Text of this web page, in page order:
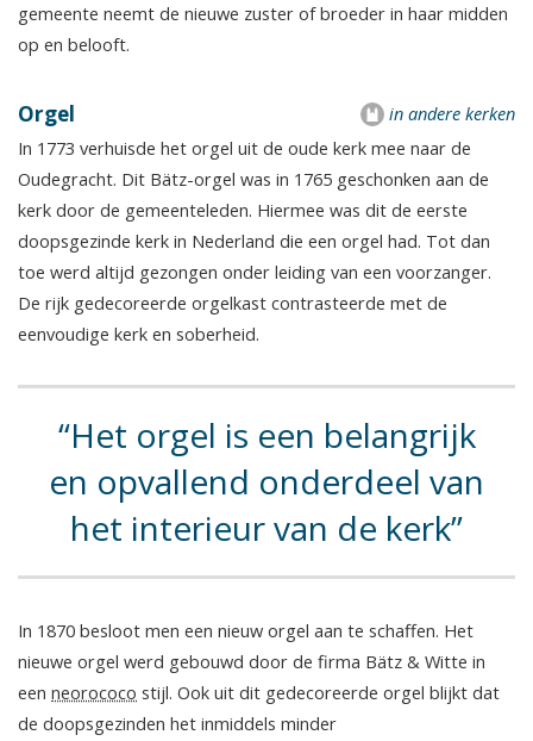
gemeente neemt de nieuwe zuster of broeder in haar midden
op en belooft.
in andere kerken
Orgel
In 1773 verhuisde het orgel uit de oude kerk mee naar de
Oudegracht. Dit Bätz-orgel was in 1765 geschonken aan de
kerk door de gemeenteleden. Hiermee was dit de eerste
doopsgezinde kerk in Nederland die een orgel had. Tot dan
toe werd altijd gezongen onder leiding van een voorzanger.
De rijk gedecoreerde orgelkast contrasteerde met de
eenvoudige kerk en soberheid.
Het orgel is een belangrijk
en opvallend onderdeel van
het interieur van de kerk
In 1870 besloot men een nieuw orgel aan te schaffen. Het
nieuwe orgel werd gebouwd door de firma Bätz & Witte in
een neorococo stijl. Ook uit dit gedecoreerde orgel blijkt dat
de doopsgezinden het inmiddels minder